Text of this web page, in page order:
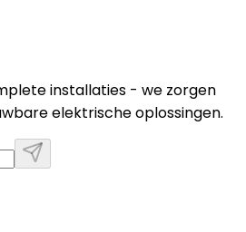
installaties - we zorgen
elektrische oplossingen.